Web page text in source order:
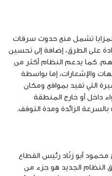
تشمل منع حدوث سرقات
على الطرق، إضافة إلى تحسين
كما يدعم النظام أكثر من
والإشعارات، إما بواسطة
التي تفيد بمواقع ومكان
داخل أو خارج المنطقة
بالسرعة الزائدة ومدة التوقف.
أبو زنّاد رئيس القطاع
النظام الجديد هو جزء من